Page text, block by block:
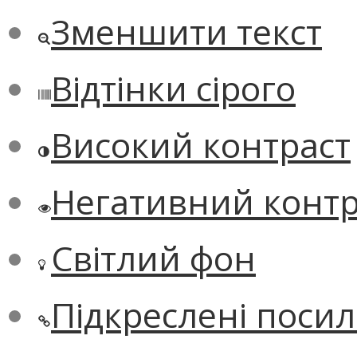
Зменшити текст
Відтінки сірого
Високий контраст
Негативний
Світлий фон
Підкреслені